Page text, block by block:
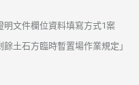
明文件欄位資料填寫方式1案
土石方臨時暫置場作業規定」